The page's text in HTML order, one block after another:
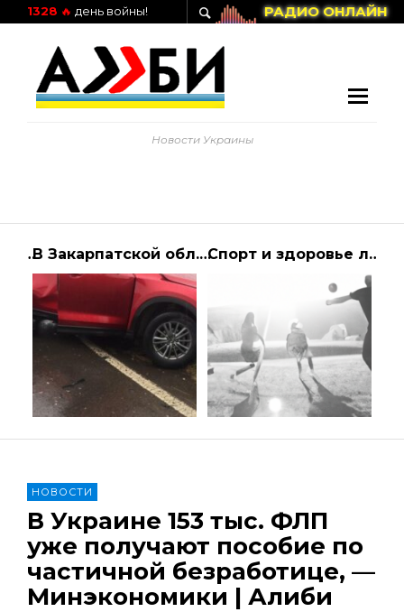
РАДИО ОНЛАЙН
1328 🔥 день войны!
Новости Украины
Рада отримала постанову про звільнення її з посади в РНБО України В Закарпатской обл. легковушка влетела в грузовик, погибли три человека | Алиби Спорт и здоровье летом: как активный отдых помогает поддерживать форму
НОВОСТИ
В Украине 153 тыс. ФЛП
уже получают пособие по
частичной безработице, —
Минэкономики | Алиби